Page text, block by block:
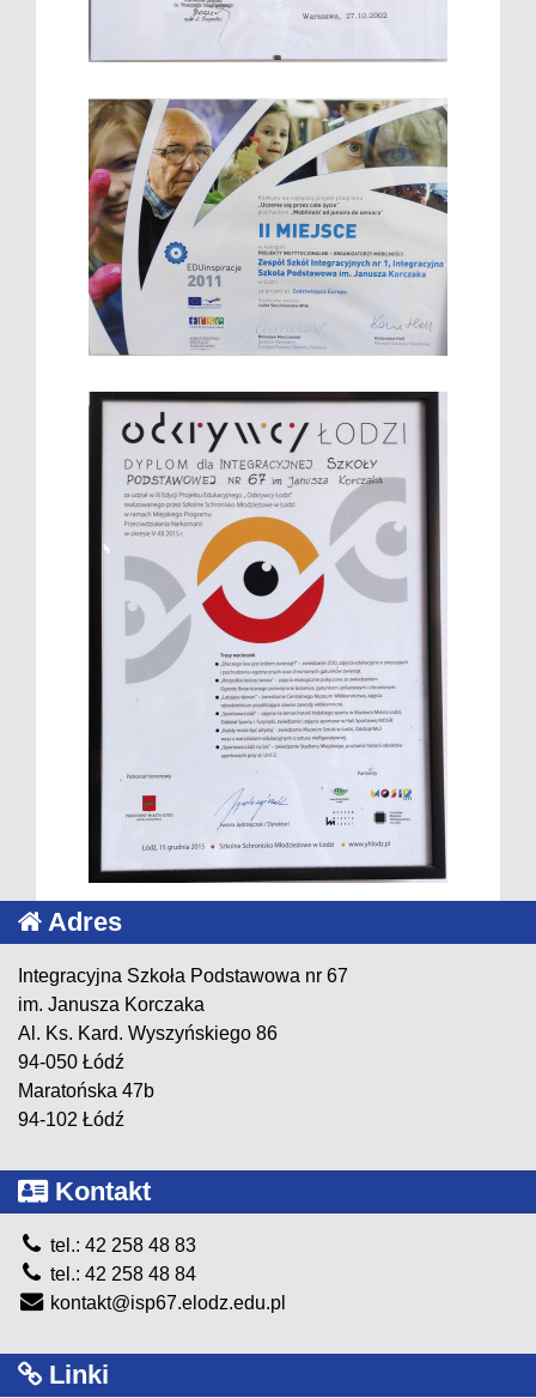
Adres
Integracyjna Szkoła Podstawowa nr 67
im. Janusza Korczaka
Al. Ks. Kard. Wyszyńskiego 86
94-050 Łódź
Maratońska 47b
94-102 Łódź
Kontakt
tel.: 42 258 48 83
tel.: 42 258 48 84
kontakt@isp67.elodz.edu.pl
Linki